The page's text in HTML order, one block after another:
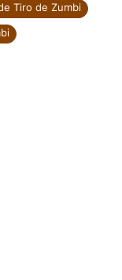
Tiro de Zumbi